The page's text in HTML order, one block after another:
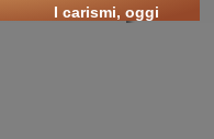
I carismi, oggi